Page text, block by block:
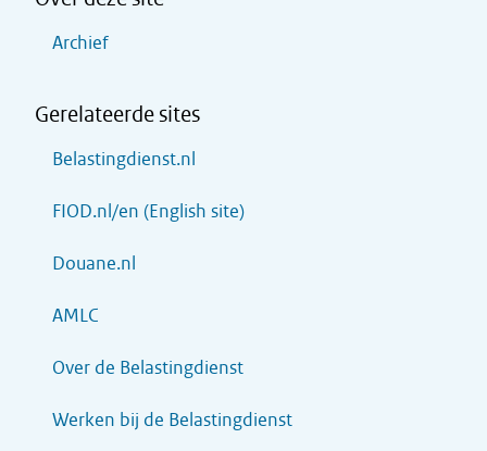
Archief
Gerelateerde sites
Belastingdienst.nl
FIOD.nl/en (English site)
Douane.nl
AMLC
Over de Belastingdienst
Werken bij de Belastingdienst